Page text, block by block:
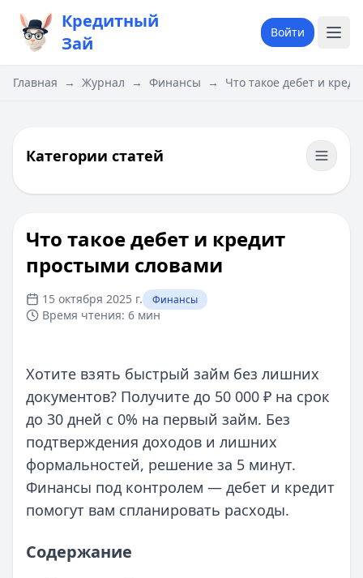
Кредитный
Зай
Войти
Главная → Журнал → Финансы → Что такое дебет и
Категории статей
Что такое дебет и кредит
простыми словами
15 октября 2025 г. Финансы
Время чтения: 6 мин
Хотите взять быстрый займ без лишних
документов? Получите до 50 000 ₽ на срок
до 30 дней с 0% на первый займ. Без
подтверждения доходов и лишних
формальностей, решение за 5 минут.
Финансы под контролем — дебет и кредит
помогут вам спланировать расходы.
Содержание